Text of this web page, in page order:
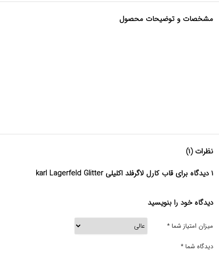
مشخصات و توضیحات محصول
نظرات (۱)
۱ دیدگاه برای قاب کارل لاگرفلد اکلیلی karl Lagerfeld Glitter
دیدگاه خود را بنویسید
میزان امتیاز شما *
دیدگاه شما *